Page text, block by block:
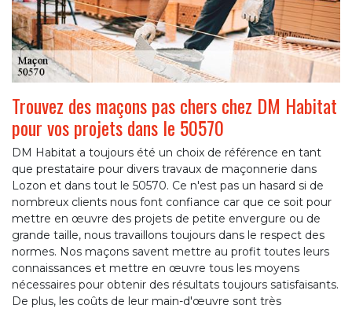
Trouvez des maçons pas chers chez DM Habitat
pour vos projets dans le 50570
DM Habitat a toujours été un choix de référence en tant
que prestataire pour divers travaux de maçonnerie dans
Lozon et dans tout le 50570. Ce n'est pas un hasard si de
nombreux clients nous font confiance car que ce soit pour
mettre en œuvre des projets de petite envergure ou de
grande taille, nous travaillons toujours dans le respect des
normes. Nos maçons savent mettre au profit toutes leurs
connaissances et mettre en œuvre tous les moyens
nécessaires pour obtenir des résultats toujours satisfaisants.
De plus, les coûts de leur main-d'œuvre sont très